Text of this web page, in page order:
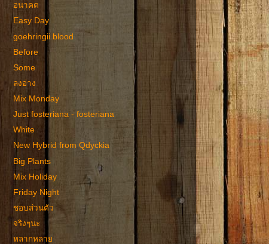
อนาคต
Easy Day
goehringii blood
Before
Some
ลงอ่าง
Mix Monday
Just fosteriana - fosteriana
White
New Hybrid from Qdyckia
Big Plants
Mix Holiday
Friday Night
ชอบส่วนตัว
จริงๆนะ
หลากหลาย